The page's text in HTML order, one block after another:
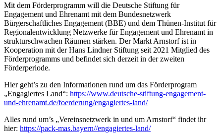
Mit dem Förderprogramm will die Deutsche Stiftung für
Engagement und Ehrenamt mit dem Bundesnetzwerk
Bürgerschaftliches Engagement (BBE) und dem Thünen-Institut für
Regionalentwicklung Netzwerke für Engagement und Ehrenamt in
strukturschwachen Räumen stärken. Der Markt Arnstorf ist in
Kooperation mit der Hans Lindner Stiftung seit 2021 Mitglied des
Förderprogramms und befindet sich derzeit in der zweiten
Förderperiode.
Hier geht’s zu den Informationen rund um das Förderprogram
„Engagiertes Land“: https://www.deutsche-stiftung-engagement-
und-ehrenamt.de/foerderung/engagiertes-land/
Alles rund um’s „Vereinsnetzwerk in und um Arnstorf“ findet ihr
hier: https://pack-mas.bayern//engagiertes-land/